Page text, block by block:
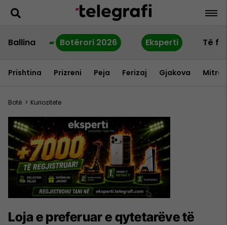
Ballina Botërori 2026 Eksperti Të
Prishtina Prizreni Peja Ferizaj Gjakova
Botë > Kuriozitete
Loja e preferuar e qytetarëve të